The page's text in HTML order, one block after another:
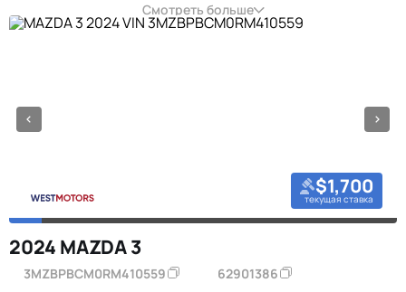
Смотреть больше
$1,700
текущая ставка
2024 MAZDA 3
3MZBPBCM0RM410559 62901386